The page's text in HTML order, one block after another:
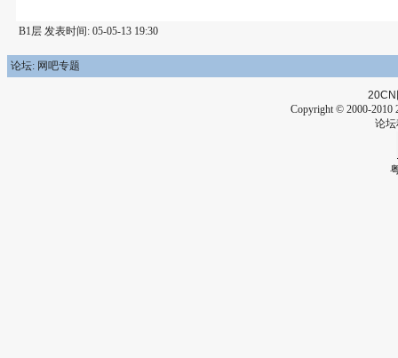
B1层 发表时间: 05-05-13 19:30
论坛: 网吧专题
20CN
Copyright © 2000-2010
论